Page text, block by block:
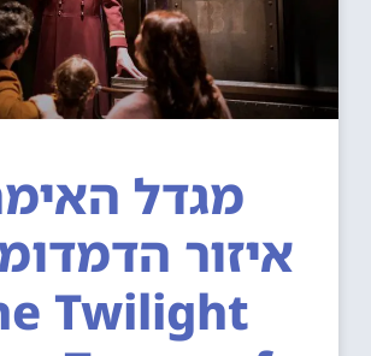
מגדל
איזור
Twilight